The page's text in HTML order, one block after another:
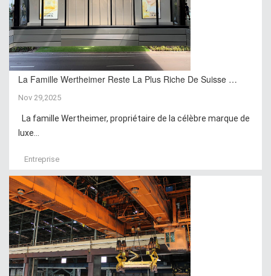
La Famille Wertheimer Reste La Plus Riche De Suisse …
Nov 29,2025
La famille Wertheimer, propriétaire de la célèbre marque de
luxe...
Entreprise